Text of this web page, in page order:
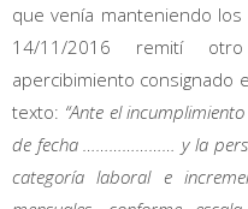
que venía manteniendo
14/11/2016 remití
apercibimiento consignado
texto: “Ante el
de fecha ………………… y la
categoría laboral e